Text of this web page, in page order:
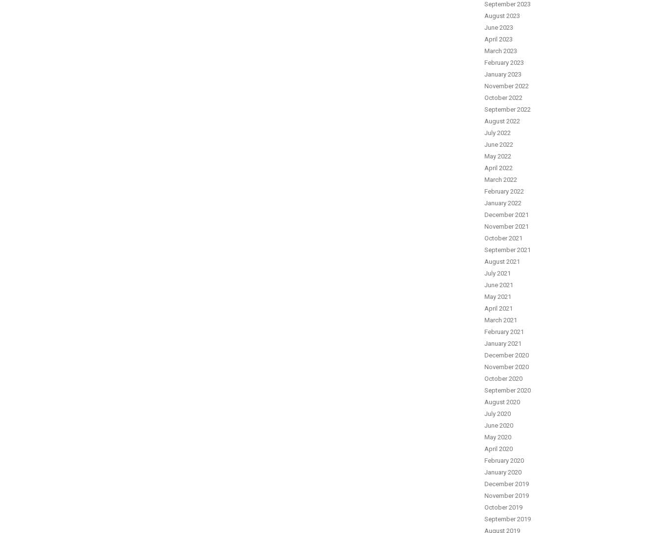
September 2023
August 2023
June 2023
April 2023
March 2023
February 2023
January 2023
November 2022
October 2022
September 2022
August 2022
July 2022
June 2022
May 2022
April 2022
March 2022
February 2022
January 2022
December 2021
November 2021
October 2021
September 2021
August 2021
July 2021
June 2021
May 2021
April 2021
March 2021
February 2021
January 2021
December 2020
November 2020
October 2020
September 2020
August 2020
July 2020
June 2020
May 2020
April 2020
February 2020
January 2020
December 2019
November 2019
October 2019
September 2019
August 2019